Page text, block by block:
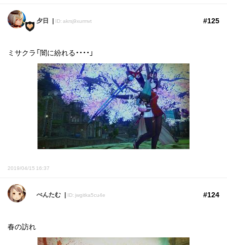
夕日 ID: akrsj9xurmvt #125
ミサクラ「闇に紛れる・・・・」
2019/04/15 16:37
ぺんたむ ID: jwgitka5cu4e #124
春の訪れ